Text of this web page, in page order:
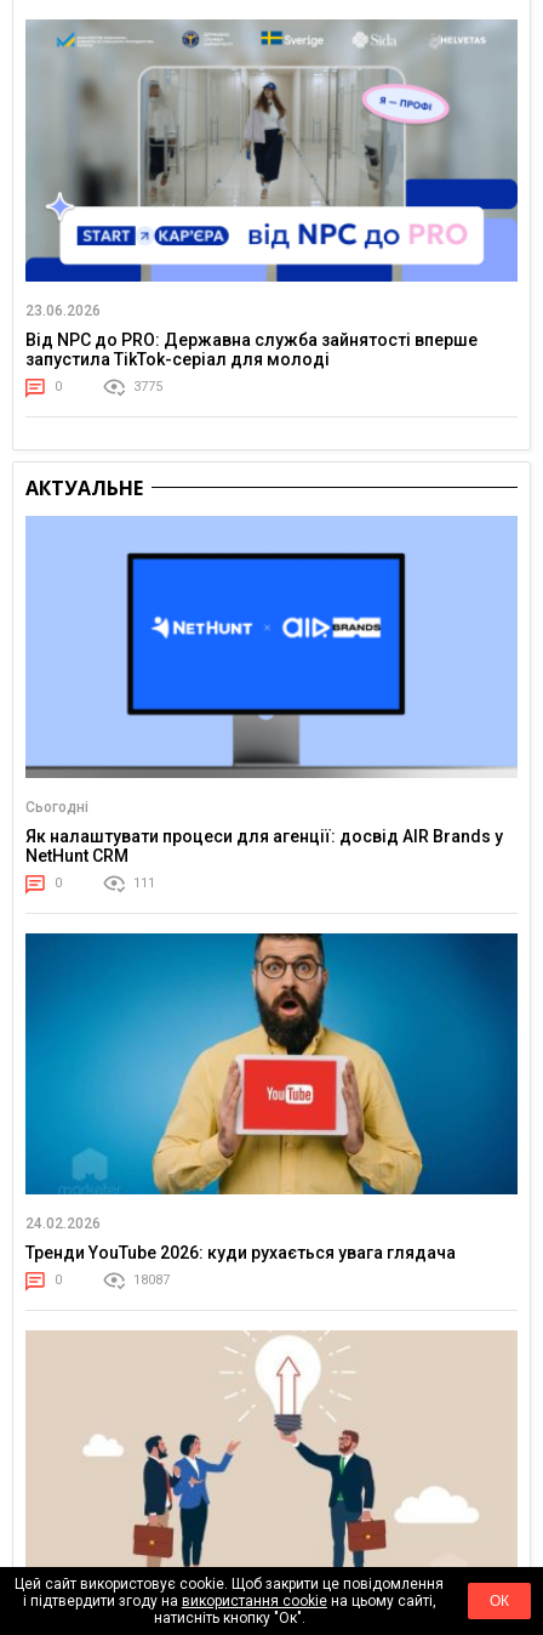
23.06.2026
Від NPC до PRO: Державна служба зайнятості вперше
запустила TikTok-серіал для молоді
0 3775
АКТУАЛЬНЕ
Сьогодні
Як налаштувати процеси для агенції: досвід AIR Brands у
NetHunt CRM
0 111
24.02.2026
Тренди YouTube 2026: куди рухається увага глядача
0 18087
Цей сайт використовує cookie. Щоб закрити це повідомлення
і підтвердити згоду на використання cookieна цьому сайті,
натисніть кнопку "Ок".
ОК